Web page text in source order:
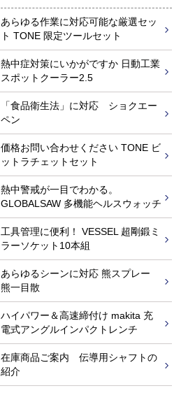
あらゆる作業に対応可能な厳選セッ
ト TONE 限定ツールセット
熱中症対策にいかがですか 日動工業
スポットクーラー2.5
「食品衛生法」に対応 ショクエー
ペン
価格お問い合わせください TONE ビ
ットラチェットセット
熱中警戒が一目でわかる。
GLOBALSAW 多機能ヘルスウォッチ
工具管理に便利！ VESSEL 超剛鍛ミ
ラーソケット10本組
あらゆるシーンに対応 熊スプレー
熊一目散
ハイパワー＆高速締付け makita 充
電式アングルインパクトレンチ
在庫商品ご案内 伝導用シャフトの
紹介